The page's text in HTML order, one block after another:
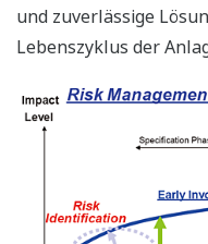
und zuverlässige
Lebenszyklus der